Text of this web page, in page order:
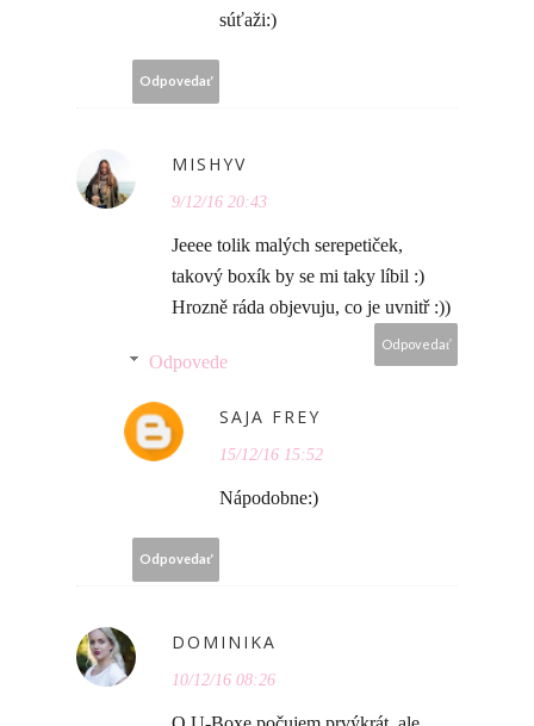
súťaži:)
Odpovedať
MISHYV
9/12/16 20:43
Jeeee tolik malých serepetiček,
takový boxík by se mi taky líbil :)
Hrozně ráda objevuju, co je uvnitř :))
Odpovedať
Odpovede
SAJA FREY
15/12/16 15:52
Nápodobne:)
Odpovedať
DOMINIKA
10/12/16 08:26